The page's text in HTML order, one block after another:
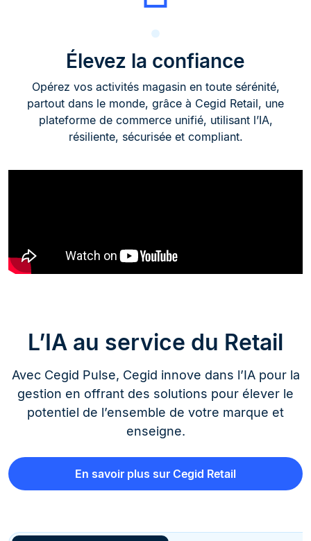
Élevez la confiance
Opérez vos activités magasin en toute sérénité,
partout dans le monde, grâce à Cegid Retail, une
plateforme de commerce unifié, utilisant l’IA,
résiliente, sécurisée et compliant.
L’IA au service du Retail
Avec Cegid Pulse, Cegid innove dans l’IA pour la
gestion en offrant des solutions pour élever le
potentiel de l’ensemble de votre marque et
enseigne.
En savoir plus sur Cegid Retail